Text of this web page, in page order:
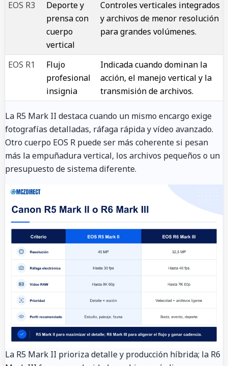
EOS R3
Deporte y
prensa con
cuerpo
vertical
Controles verticales integrados
y archivos de menor resolución
para grandes volúmenes.
EOS R1
Flujo
profesional
insignia
Indicada cuando dominan la
acción, el manejo vertical y la
transmisión de archivos.
La R5 Mark II destaca cuando un mismo encargo exige
fotografías detalladas, ráfaga rápida y vídeo avanzado.
Otro cuerpo EOS R puede ser más coherente si pesan
más la empuñadura vertical, los archivos pequeños o un
presupuesto de sistema diferente.
La R5 Mark II prioriza detalle y producción híbrida; la R6